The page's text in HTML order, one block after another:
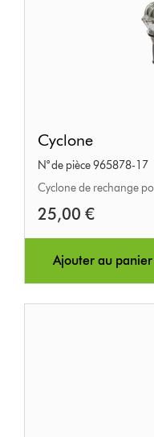
Cyclone
N° de pièce 965878-17
Cyclone de rechange
25,00 €
Ajouter au panier